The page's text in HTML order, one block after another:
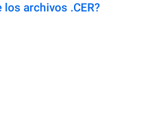
archivos .CER?